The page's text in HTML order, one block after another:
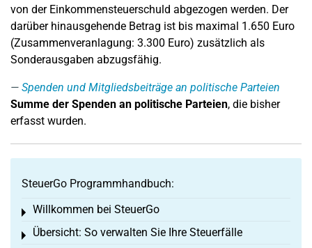
von der Einkommensteuerschuld abgezogen werden. Der
darüber hinausgehende Betrag ist bis maximal 1.650 Euro
(Zusammenveranlagung: 3.300 Euro) zusätzlich als
Sonderausgaben abzugsfähig.
Spenden und Mitgliedsbeiträge an politische Parteien
Summe der Spenden an politische Parteien, die bisher
erfasst wurden.
SteuerGo Programmhandbuch:
Willkommen bei SteuerGo
Toggle menu
Übersicht: So verwalten Sie Ihre Steuerfälle
Toggle menu